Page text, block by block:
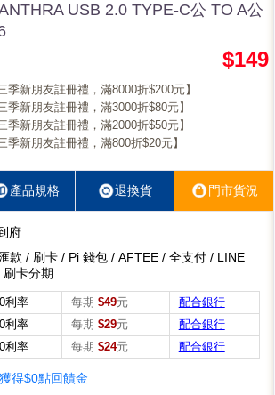
USB 2.0 TYPE-C公 TO A公
$149
季新朋友註冊禮，滿8000折$200元】
季新朋友註冊禮，滿3000折$80元】
季新朋友註冊禮，滿2000折$50元】
季新朋友註冊禮，滿800折$20元】
產品規格 退換貨 門市貨況
府
款 / 刷卡 / Pi 錢包 / AFTEE / 全支付 / LINE
刷卡分期
利率 每期 $49元
配合銀行
利率
每期 $29元
配合銀行
利率
每期 $24元 配合銀行
得$0點回饋金